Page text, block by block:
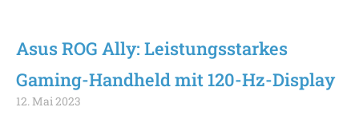
Asus ROG Ally: Leistungsstarkes
Gaming-Handheld mit 120-Hz-Display
12. Mai 2023